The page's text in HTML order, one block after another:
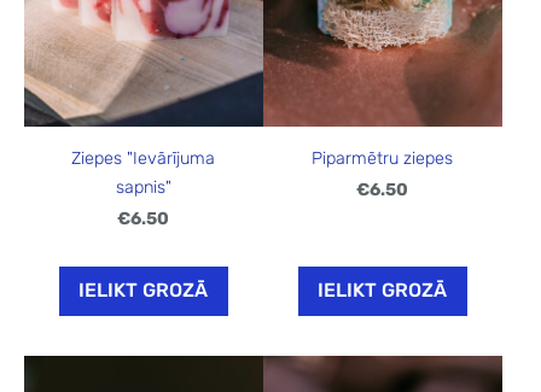
Ziepes "Ievārījuma
sapnis"
€6.50
IELIKT GROZĀ
Piparmētru ziepes
€6.50
IELIKT GROZĀ